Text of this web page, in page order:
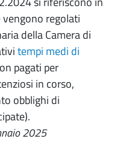
regolati
della Camera di
tempi medi di
pagati per
in corso,
obblighi di
2025